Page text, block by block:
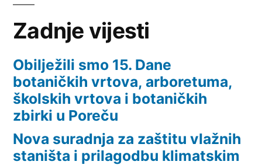
Zadnje vijesti
Obilježili smo 15. Dane
botaničkih vrtova, arboretuma,
školskih vrtova i botaničkih
zbirki u Poreču
Nova suradnja za zaštitu vlažnih
staništa i prilagodbu klimatskim